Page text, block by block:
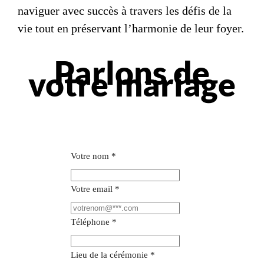
naviguer avec succès à travers les défis de la
vie tout en préservant l’harmonie de leur foyer.
Parlons de
votre mariage
Votre nom *
Votre email *
Téléphone *
Lieu de la cérémonie *